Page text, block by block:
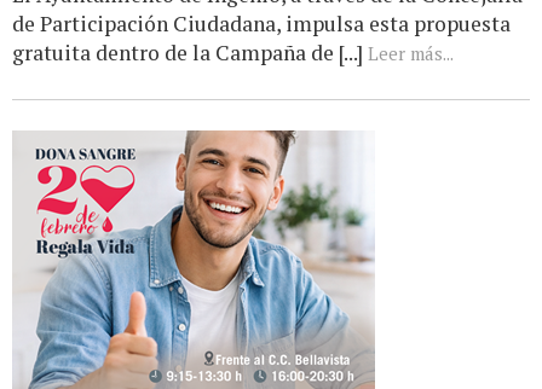
de Participación Ciudadana, impulsa esta propuesta
gratuita dentro de la Campaña de [...] Leer más...